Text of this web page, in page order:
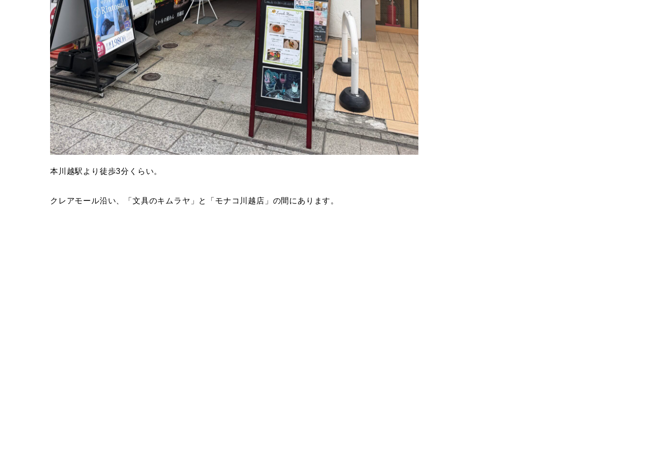
本川越駅より徒歩3分くらい。
クレアモール沿い、「文具のキムラヤ」と「モナコ川越店」の間にあります。